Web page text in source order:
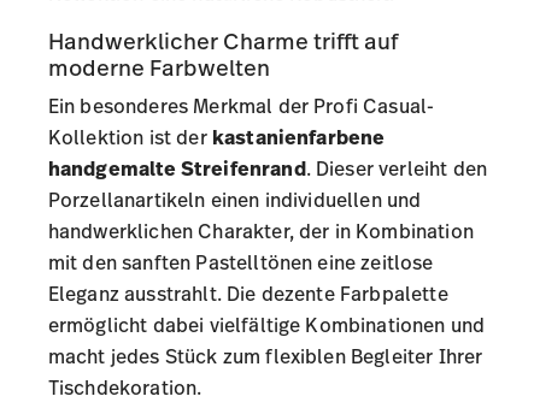
Handwerklicher Charme trifft auf
moderne Farbwelten
Ein besonderes Merkmal der Profi Casual-
Kollektion ist der kastanienfarbene
handgemalte Streifenrand. Dieser verleiht den
Porzellanartikeln einen individuellen und
handwerklichen Charakter, der in Kombination
mit den sanften Pastelltönen eine zeitlose
Eleganz ausstrahlt. Die dezente Farbpalette
ermöglicht dabei vielfältige Kombinationen und
macht jedes Stück zum flexiblen Begleiter Ihrer
Tischdekoration.